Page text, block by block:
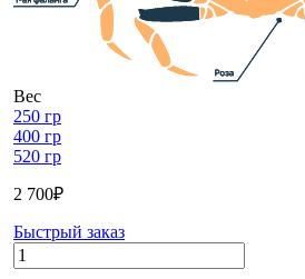
Вес
250 гр
400 гр
520 гр
2 700₽
Быстрый заказ
Количество